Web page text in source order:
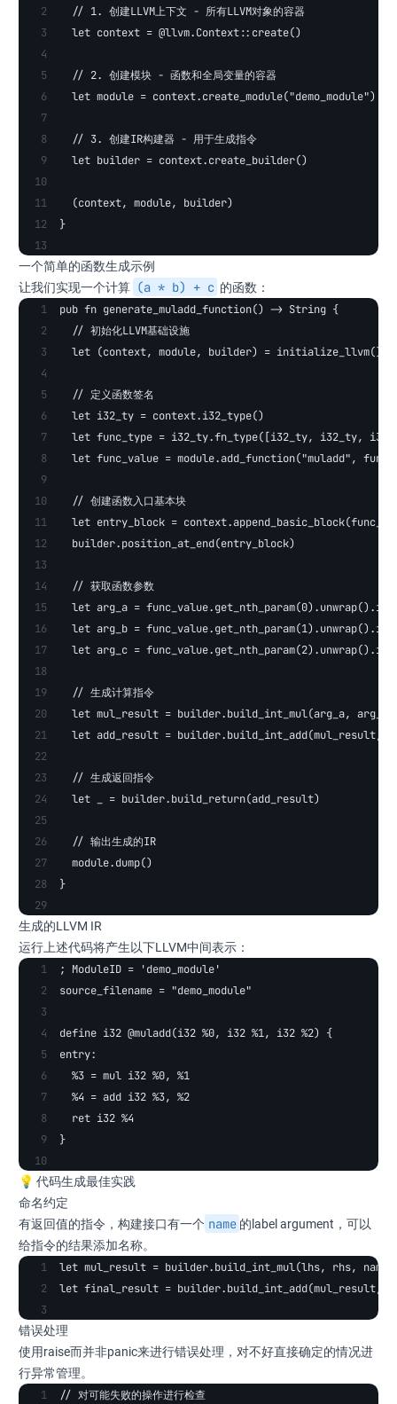
  // 1. 创建LLVM上下文 - 所有LLVM对象的容器
  let context = @llvm.Context::create()
  // 2. 创建模块 - 函数和全局变量的容器
  let module = context.create_module("demo_module")
  // 3. 创建IR构建器 - 用于生成指令
  let builder = context.create_builder()
  (context, module, builder)
}
一个简单的函数生成示例
让我们实现一个计算 (a * b) + c 的函数：
pub fn generate_muladd_function() -> String {
  // 初始化LLVM基础设施
  let (context, module, builder) = initialize_llvm()
  // 定义函数签名
  let i32_ty = context.i32_type()
let func_type = i32_ty.fn_type([i32_ty, i32_ty,
let func_value = module.add_function("muladd",
  // 创建函数入口基本块
let entry_block =
  builder.position_at_end(entry_block)
  // 获取函数参数
let arg_a =
let arg_b =
let arg_c =
  // 生成计算指令
let mul_result = builder.build_int_mul(arg_a,
let add_result = builder.build_int_add(mul_result,
  // 生成返回指令
  let _ = builder.build_return(add_result)
  // 输出生成的IR
  module.dump()
}
生成的LLVM IR
运行上述代码将产生以下LLVM中间表示：
; ModuleID = 'demo_module'
source_filename = "demo_module"
define i32 @muladd(i32 %0, i32 %1, i32 %2) {
entry:
  %3 = mul i32 %0, %1
  %4 = add i32 %3, %2
  ret i32 %4
}
💡 代码生成最佳实践
命名约定
有返回值的指令，构建接口有一个 name 的label argument，可以
给指令的结果添加名称。
let mul_result = builder.build_int_mul(lhs, rhs,
let final_result = builder.build_int_add(mul_result,
错误处理
使用raise而并非panic来进行错误处理，对不好直接确定的情况进
行异常管理。
// 对可能失败的操作进行检查